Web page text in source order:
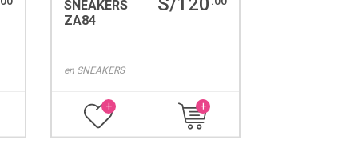
SNEAKERS
ZA84
en SNEAKERS
+ +